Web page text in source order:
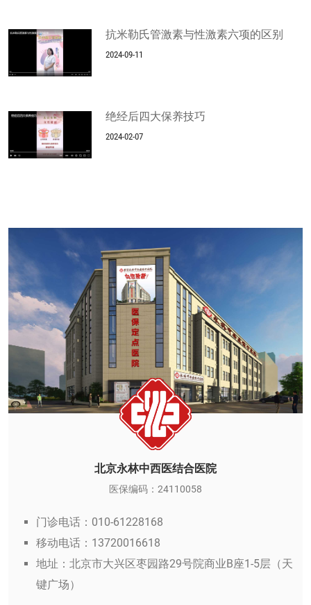
抗米勒氏管激素与性激素六项的区别
2024-09-11
绝经后四大保养技巧
2024-02-07
北京永林中西医结合医院
医保编码：24110058
门诊电话：010-61228168
移动电话：13720016618
地址：北京市大兴区枣园路29号院商业B座1-5层（天
键广场）